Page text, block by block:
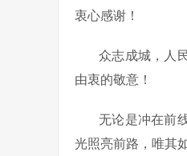
衷心感谢！
众志成城，人
由衷的敬意！
无论是冲在前
光照亮前路，唯其